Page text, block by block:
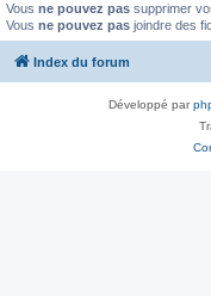
Vous ne pouvez pas supprimer
Vous ne pouvez pas joindre des
Index du forum
Développé par